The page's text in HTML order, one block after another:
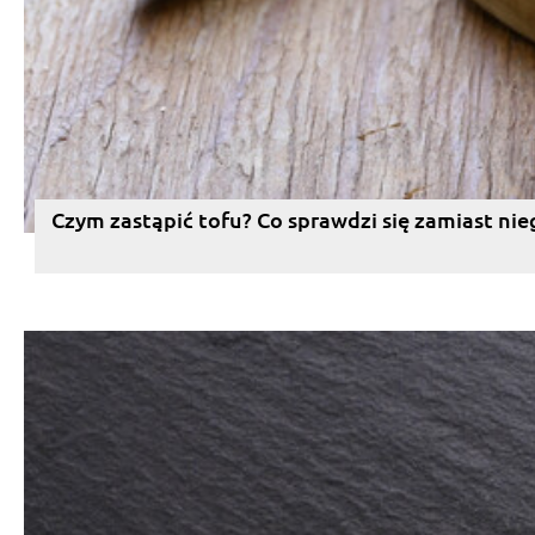
Czym zastąpić tofu? Co sprawdzi się zamiast